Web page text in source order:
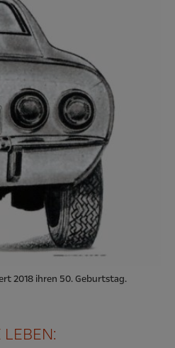
2018 ihren 50. Geburtstag.
LEBEN: